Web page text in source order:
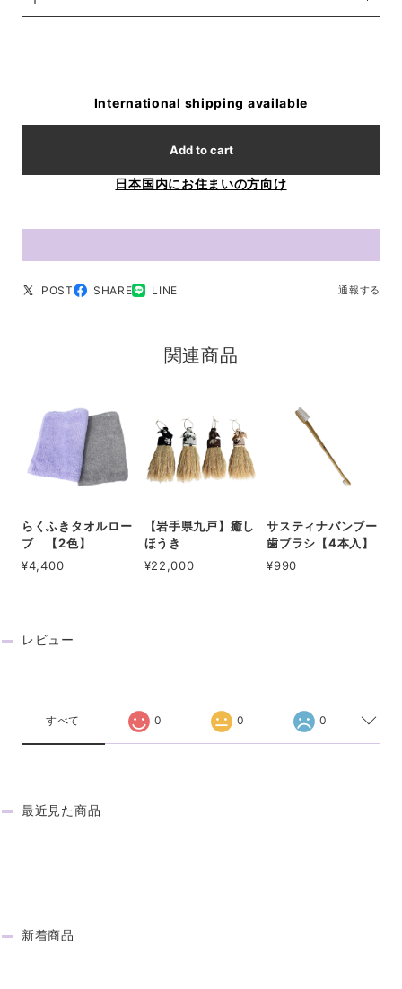
International shipping available
Add to cart
日本国内にお住まいの方向け
POST SHARE LINE 通報する
関連商品
らくふきタオルロー
ブ 【2色】
¥4,400
【岩手県九戸】癒し
ほうき
¥22,000
サスティナバンブー
歯ブラシ【4本入】
¥990
レビュー
すべて 0 0 0
最近見た商品
新着商品